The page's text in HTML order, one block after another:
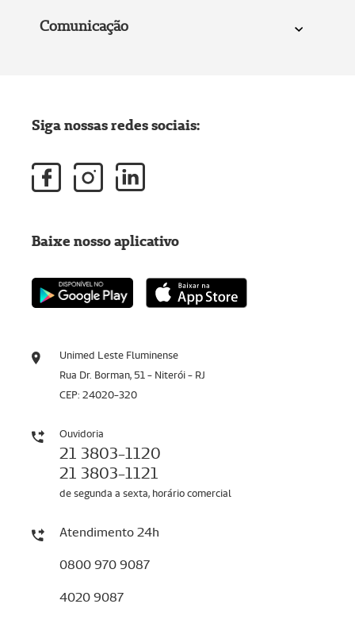
Comunicação
Unimed Leste Fluminense
Rua Dr. Borman, 51 - Niterói - RJ
CEP: 24020-320
Ouvidoria
21 3803-1120
21 3803-1121
de segunda a sexta, horário comercial
Atendimento 24h
0800 970 9087
4020 9087
Siga nossas redes sociais:
Baixe nosso aplicativo